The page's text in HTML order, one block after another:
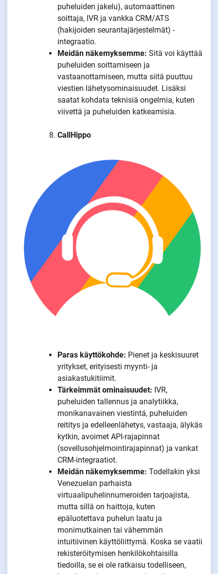
puheluiden jakelu), automaattinen
soittaja, IVR ja vankka CRM/ATS
(hakijoiden seurantajärjestelmät) -
integraatio.
Meidän näkemyksemme: Sitä voi käyttää
puheluiden soittamiseen ja
vastaanottamiseen, mutta siitä puuttuu
viestien lähetysominaisuudet. Lisäksi
saatat kohdata teknisiä ongelmia, kuten
viivettä ja puheluiden katkeamisia.
CallHippo
Paras käyttökohde: Pienet ja keskisuuret
yritykset, erityisesti myynti- ja
asiakastukitiimit.
Tärkeimmät ominaisuudet: IVR,
puheluiden tallennus ja analytiikka,
monikanavainen viestintä, puheluiden
reititys ja edelleenlähetys, vastaaja, älykäs
kytkin, avoimet API-rajapinnat
(sovellusohjelmointirajapinnat) ja vankat
CRM-integraatiot.
Meidän näkemyksemme: Todellakin yksi
Venezuelan parhaista
virtuaalipuhelinnumeroiden tarjoajista,
mutta sillä on haittoja, kuten
epäluotettava puhelun laatu ja
monimutkainen tai vähemmän
intuitiivinen käyttöliittymä. Koska se vaatii
rekisteröitymisen henkilökohtaisilla
tiedoilla, se ei ole ratkaisu todelliseen,